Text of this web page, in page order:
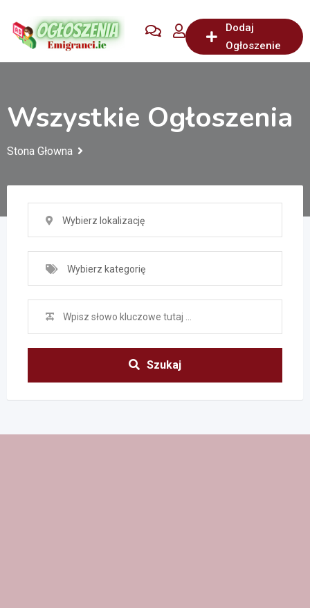
treści
Dodaj
Ogłoszenie
Wszystkie Ogłoszenia
Stona Głowna
Wybierz lokalizację
Wybierz kategorię
Szukaj